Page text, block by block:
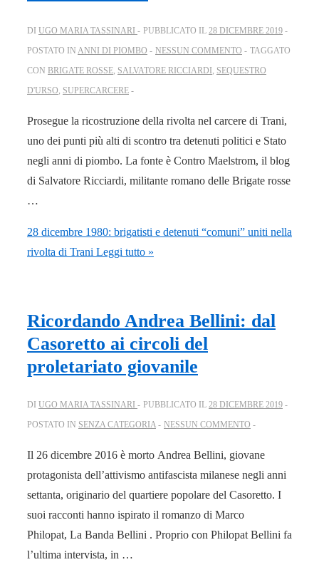
DI UGO MARIA TASSINARI PUBBLICATO IL 28 DICEMBRE 2019
POSTATO IN ANNI DI PIOMBO NESSUN COMMENTO
TAGGATO
CON BRIGATE ROSSE SALVATORE RICCIARDI SEQUESTRO
D'URSO SUPERCARCERE
Prosegue la ricostruzione della rivolta nel carcere di Trani,
uno dei punti più alti di scontro tra detenuti politici e Stato
negli anni di piombo. La fonte è Contro Maelstrom, il blog
di Salvatore Ricciardi, militante romano delle Brigate rosse
…
28 dicembre 1980: brigatisti e detenuti “comuni” uniti nella
rivolta di Trani Leggi tutto »
Ricordando Andrea Bellini: dal
Casoretto ai circoli del
proletariato giovanile
DI UGO MARIA TASSINARI PUBBLICATO IL 28 DICEMBRE 2019
POSTATO IN SENZA CATEGORIA NESSUN COMMENTO
Il 26 dicembre 2016 è morto Andrea Bellini, giovane
protagonista dell’attivismo antifascista milanese negli anni
settanta, originario del quartiere popolare del Casoretto. I
suoi racconti hanno ispirato il romanzo di Marco
Philopat, La Banda Bellini . Proprio con Philopat Bellini fa
l’ultima intervista, in …